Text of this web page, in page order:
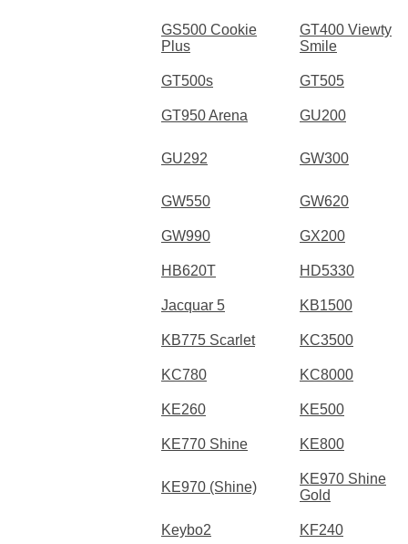
GS500 Cookie
Plus
GT400 Viewty
Smile
GT500s GT505
GT950 Arena GU200
GU292 GW300
GW550 GW620
GW990 GX200
HB620T HD5330
Jacquar 5 KB1500
KB775 Scarlet KC3500
KC780 KC8000
KE260 KE500
KE770 Shine KE800
KE970 (Shine)
KE970 Shine
Gold
Keybo2 KF240